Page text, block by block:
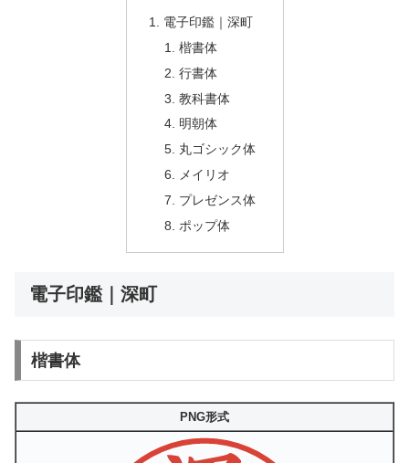
電子印鑑｜深町
楷書体
行書体
教科書体
明朝体
丸ゴシック体
メイリオ
プレゼンス体
ポップ体
電子印鑑｜深町
楷書体
PNG形式